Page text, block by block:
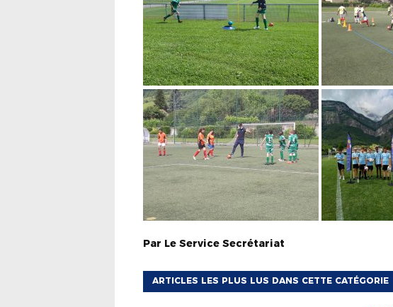
Par Le Service Secrétariat
ARTICLES LES PLUS LUS DANS CETTE CATÉGORIE